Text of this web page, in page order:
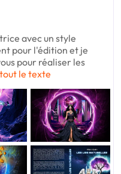
avec un style
pour l'édition et je
pour réaliser les
le texte